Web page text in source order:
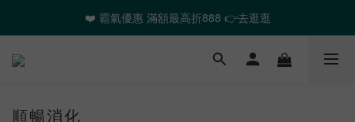
❤️ 霸氣優惠 滿額最高折888 👉去逛逛
❤️ 霸氣優惠 滿額最高折888 👉去逛逛
🎉全館任選2件以上 88折起
順暢消化